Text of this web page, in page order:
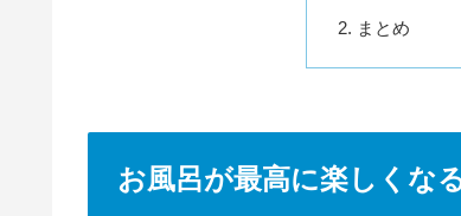
まとめ
お風呂が最高に楽しくな